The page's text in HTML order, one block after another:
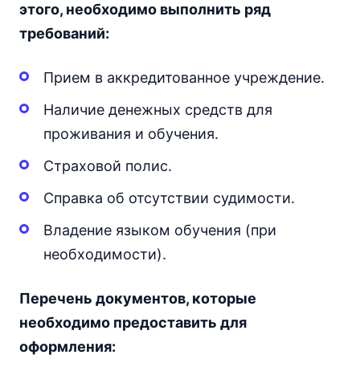
этого, необходимо выполнить ряд
требований:
Прием в аккредитованное учреждение.
Наличие денежных средств для
проживания и обучения.
Страховой полис.
Справка об отсутствии судимости.
Владение языком обучения (при
необходимости).
Перечень документов, которые
необходимо предоставить для
оформления: